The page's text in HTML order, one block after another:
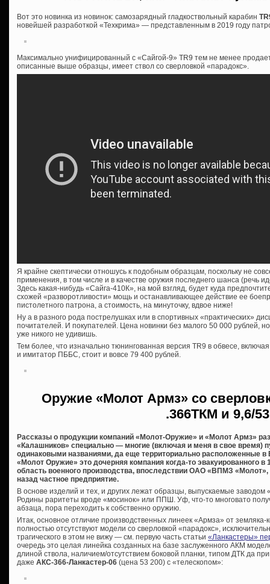
Вот это новинка из новинок: самозарядный гладкоствольный карабин
новейшей разработкой «Техкрима» — представленным в 2019 году
Максимально унифицированный с «Сайгой-9» TR9 тем не менее
описанные выше образцы, имеет ствол со сверловкой «парадокс».
Я крайне скептически отношусь к подобным образцам, поскольку не
применения, в том числе и в качестве оружия последнего шанса (речь
Здесь какая-нибудь «Сайга-410К», на мой взгляд, будет куда
схожей «разворотливости» мощь и останавливающее действие ее
пистолетного патрона, а стоимость, на минуточку, вдвое ниже!
Ну а в разного рода пострелушках или в спортивных «практических»
почитателей. И покупателей. Цена новинки без малого 50 000 рублей,
уже никого не удивишь.
Тем более, что изначально тюнингованная версия TR9 в обвесе,
и имитатор ПББС, стоит и вовсе 79 400 рублей.
Оружие «Молот Армз» со
.366ТКМ и 9,6/53
Рассказы о продукции компаний «Молот-Оружие» и «Молот Армз»
«Калашников» специально — многие (включая и меня в свое время)
одинаковыми названиями, да еще территориально расположенные в
«Молот Оружие» это дочерняя компания когда-то эвакуированного в
область военного производства, впоследствии ОАО «ВПМЗ
назад частное предприятие.
В основе изделий и тех, и других лежат образцы, выпускаемые
Родины раритеты вроде «мосинок» или ППШ. Уф, что-то многовато
абзаца, пора переходить к собственно оружию.
Итак, основное отличие производственных линеек «Армза» от земляка-
полностью отсутствуют модели со сверловкой «парадокс»,
трагического в этом не вижу — см. первую часть статьи «Ланкастеры»
очередь это целая линейка созданных на базе заслуженного АКМ
длиной ствола, наличием/отсутствием боковой планки, типом ДТК да
даже АКС-366-Ланкастер-06 (цена 53 200) с «телескопом»: